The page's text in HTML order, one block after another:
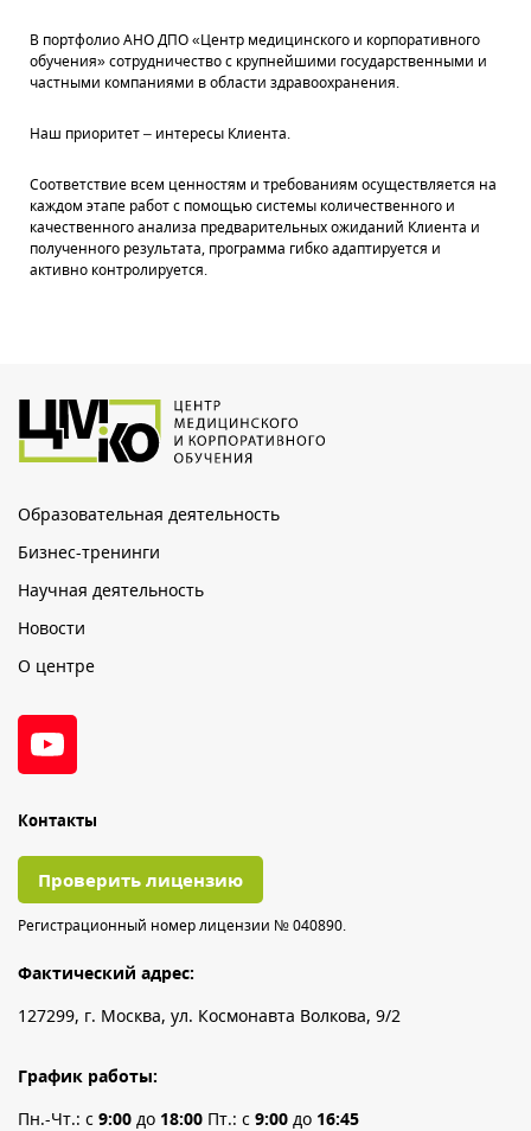
В портфолио АНО ДПО «Центр медицинского и корпоративного
обучения» сотрудничество с крупнейшими государственными и
частными компаниями в области здравоохранения.
Наш приоритет – интересы Клиента.
Соответствие всем ценностям и требованиям осуществляется на
каждом этапе работ с помощью системы количественного и
качественного анализа предварительных ожиданий Клиента и
полученного результата, программа гибко адаптируется и
активно контролируется.
Образовательная деятельность
Бизнес-тренинги
Научная деятельность
Новости
О центре
Контакты
Проверить лицензию
Регистрационный номер лицензии № 040890.
Фактический адрес:
127299, г. Москва, ул. Космонавта Волкова, 9/2
График работы:
Пн.-Чт.: с 9:00 до 18:00 Пт.: с 9:00 до 16:45